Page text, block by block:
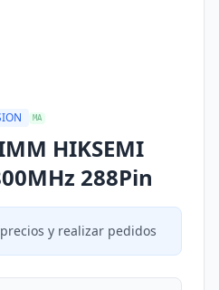
MA
HIKSEMI
288Pin
y realizar pedidos